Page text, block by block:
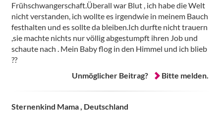
Frühschwangerschaft.Überall war Blut , ich habe die Welt
nicht verstanden, ich wollte es irgendwie in meinem Bauch
festhalten und es sollte da bleiben.Ich durfte nicht trauern
,sie machte nichts nur völlig abgestumpft ihren Job und
schaute nach . Mein Baby flog in den Himmel und ich blieb
??
Unmöglicher Beitrag?
Bitte melden.
Sternenkind Mama , Deutschland